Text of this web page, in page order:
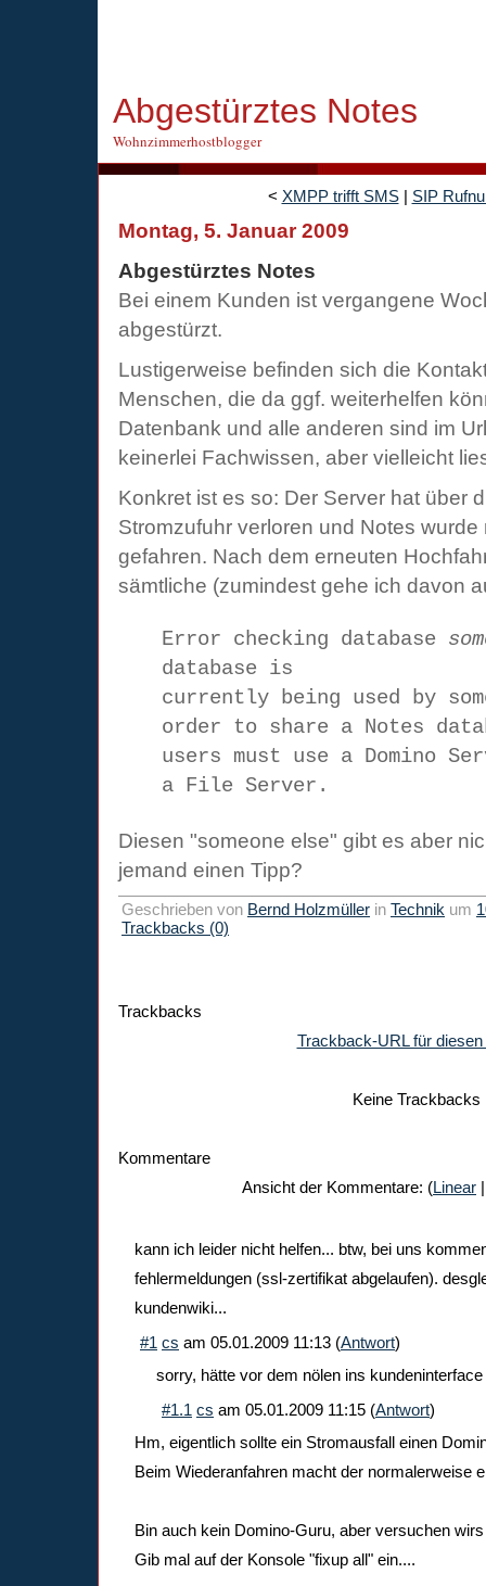
Abgestürztes Notes
Wohnzimmerhostblogger
< XMPP trifft SMS | SIP
Montag, 5. Januar 2009
Abgestürztes Notes
Bei einem Kunden ist vergangene
abgestürzt.
Lustigerweise befinden sich die
Menschen, die da ggf. weiterhelfen
Datenbank und alle anderen sind im
keinerlei Fachwissen, aber vielleicht
Konkret ist es so: Der Server hat über
Stromzufuhr verloren und Notes
gefahren. Nach dem erneuten
sämtliche (zumindest gehe ich davon
Error checking database
database is
currently being used by
order to share a Notes
users must use a Domino
a File Server.
Diesen "someone else" gibt es aber
jemand einen Tipp?
Geschrieben von Bernd Holzmüller in Technik um
Trackbacks (0)
Trackbacks
Trackback-URL für diesen
Keine Trackbacks
Kommentare
Ansicht der Kommentare: (Linear
kann ich leider nicht helfen... btw, bei uns
fehlermeldungen (ssl-zertifikat abgelaufen).
kundenwiki...
#1 cs am 05.01.2009 11:13 (Antwort)
sorry, hätte vor dem nölen ins
#1.1 cs am 05.01.2009 11:15 (Antwort)
Hm, eigentlich sollte ein Stromausfall einen
Beim Wiederanfahren macht der normalerweise
Bin auch kein Domino-Guru, aber versuchen
Gib mal auf der Konsole "fixup all" ein....